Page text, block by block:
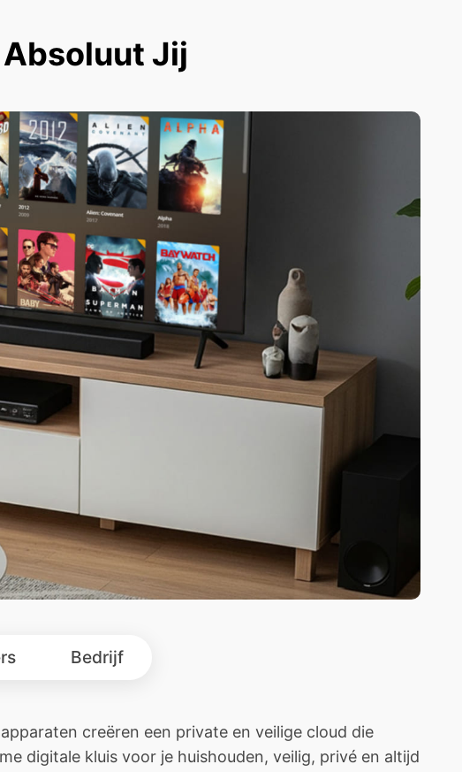
Jij
Bedrijf
creëren een private en veilige cloud die
digitale kluis voor je huishouden, veilig, privé en altijd